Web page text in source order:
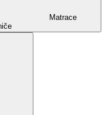
Matrace